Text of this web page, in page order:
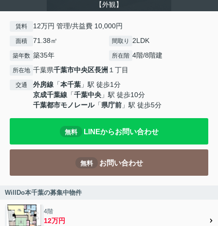
【外観】
賃料 12万円 管理/共益費 10,000円
面積 71.38㎡ 間取り 2LDK
築年数 築35年 所在階 4階/8階建
所在地 千葉県千葉市中央区長洲 １丁目
交通 外房線 「本千葉 」駅 徒歩1分
京成千葉線 「千葉中央 」駅 徒歩10分
千葉都市モノレール「県庁前 」駅 徒歩5分
無料 LINEからお問い合わせ
無料 お問い合わせ
WillDo本千葉の募集中物件
4階
12万円